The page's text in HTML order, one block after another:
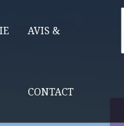
AVIS &
CONTACT